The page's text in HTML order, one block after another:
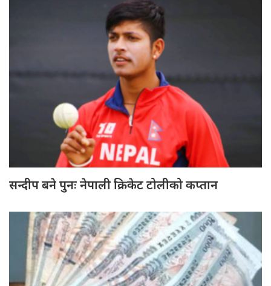
सन्दीप बने पुनः नेपाली क्रिकेट टोलीको कप्तान